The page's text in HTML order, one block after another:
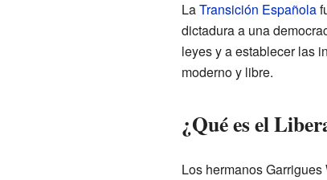
LaTransición Española
dictadura a una
leyes y a establecer las
moderno y libre.
¿Qué es el
Los hermanos